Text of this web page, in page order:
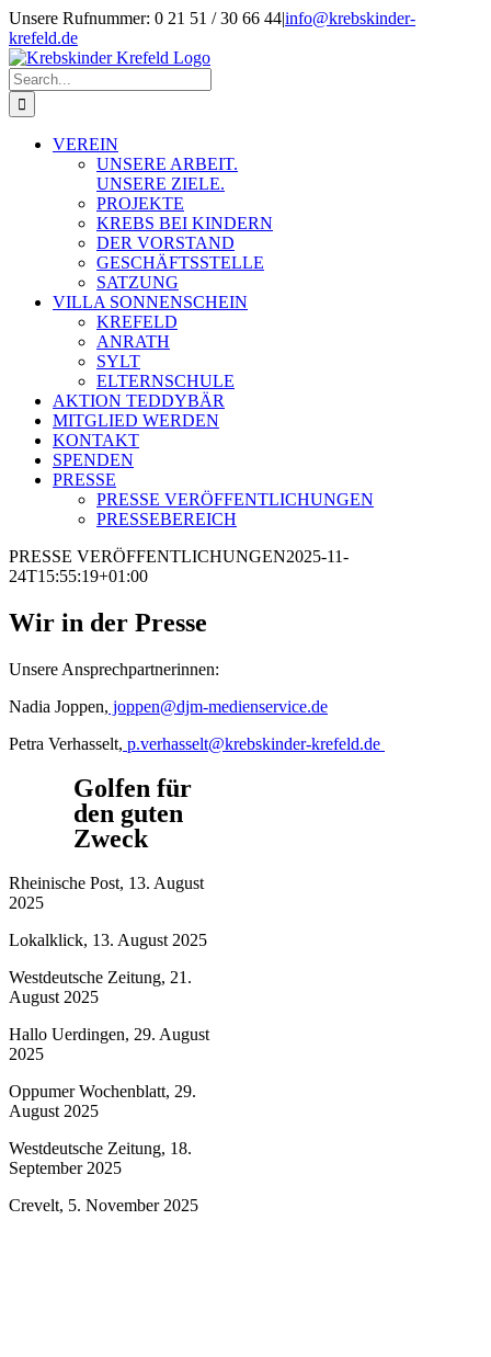
Skip
to
content
Unsere Rufnummer: 0 21 51 / 30 66 44|info@krebskinder-
krefeld.de
Facebook
Instagram
Search
for:
VEREIN
UNSERE ARBEIT.
UNSERE ZIELE.
PROJEKTE
KREBS BEI KINDERN
DER VORSTAND
GESCHÄFTSSTELLE
SATZUNG
VILLA SONNENSCHEIN
KREFELD
ANRATH
SYLT
ELTERNSCHULE
AKTION TEDDYBÄR
MITGLIED WERDEN
KONTAKT
SPENDEN
PRESSE
PRESSE VERÖFFENTLICHUNGEN
PRESSEBEREICH
PRESSE VERÖFFENTLICHUNGEN2025-11-
24T15:55:19+01:00
Wir in der Presse
Unsere Ansprechpartnerinnen:
Nadia Joppen, joppen@djm-medienservice.de
Petra Verhasselt, p.verhasselt@krebskinder-krefeld.de
Golfen für
den guten
Zweck
Rheinische Post, 13. August
2025
Lokalklick, 13. August 2025
Westdeutsche Zeitung, 21.
August 2025
Hallo Uerdingen, 29. August
2025
Oppumer Wochenblatt, 29.
August 2025
Westdeutsche Zeitung, 18.
September 2025
Crevelt, 5. November 2025